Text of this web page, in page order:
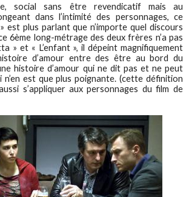
social sans être revendicatif mais au
dans l’intimité des personnages, ce
est plus parlant que n’importe quel discours
6ème long-métrage des deux frères n’a pas
» et « L’enfant », il dépeint magnifiquement
d’amour entre des être au bord du
histoire d’amour qui ne dit pas et ne peut
est que plus poignante. (cette définition
s’appliquer aux personnages du film de